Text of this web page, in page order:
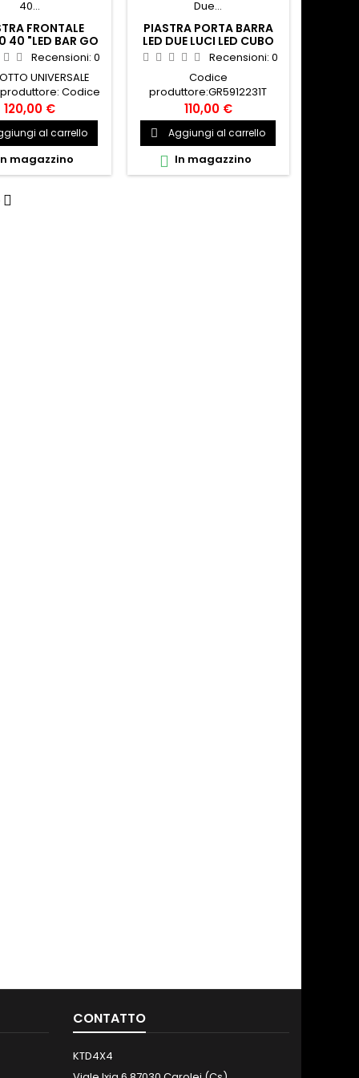
FRONTALE
40 "LED BAR GO
RHINO JEEPRecensioni: 0
UNIVERSALE
Codice
120,00 €
al carrello
magazzino
PIASTRA PORTA BARRA
LED DUE LUCI LED CUBO
3X3 " DA 20" SRM100 GO
Recensioni:0
Codice
produttore:GR5912231T
Adatto a:Prodotto
universale Codice
prodotto:GR5912231T
110,00 €
 Aggiungi al carrello
 In magazzino

CONTATTO
KTD4X4